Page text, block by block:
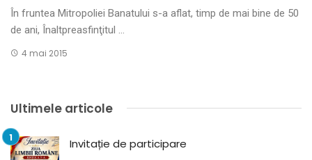
În fruntea Mitropoliei Banatului s-a aflat, timp de mai bine de 50
de ani, Înaltpreasfinţitul ...
4 mai 2015
Ultimele articole
Invitație de participare